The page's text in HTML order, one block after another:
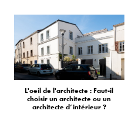
L'oeil de l'architecte : Faut-il
choisir un architecte ou un
architecte d’intérieur ?